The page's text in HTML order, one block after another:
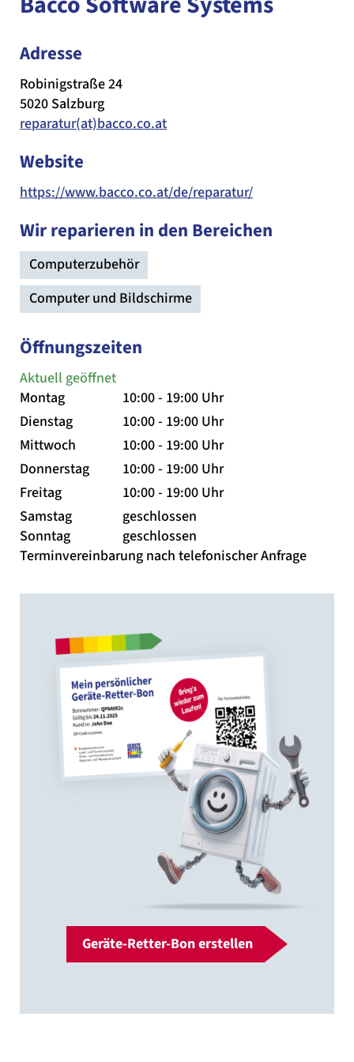
Adresse
Robinigstraße 24
5020 Salzburg
reparatur(at)bacco.co.at
Website
https://www.bacco.co.at/de/reparatur/
Wir reparieren in den Bereichen
Computerzubehör
Computer und Bildschirme
Öffnungszeiten
Aktuell geöffnet
Montag
10:00 - 19:00 Uhr
Dienstag
10:00 - 19:00 Uhr
Mittwoch
10:00 - 19:00 Uhr
Donnerstag
10:00 - 19:00 Uhr
Freitag
10:00 - 19:00 Uhr
Samstag
geschlossen
Sonntag
geschlossen
Terminvereinbarung nach telefonischer Anfrage
Geräte-Retter-Bon erstellen